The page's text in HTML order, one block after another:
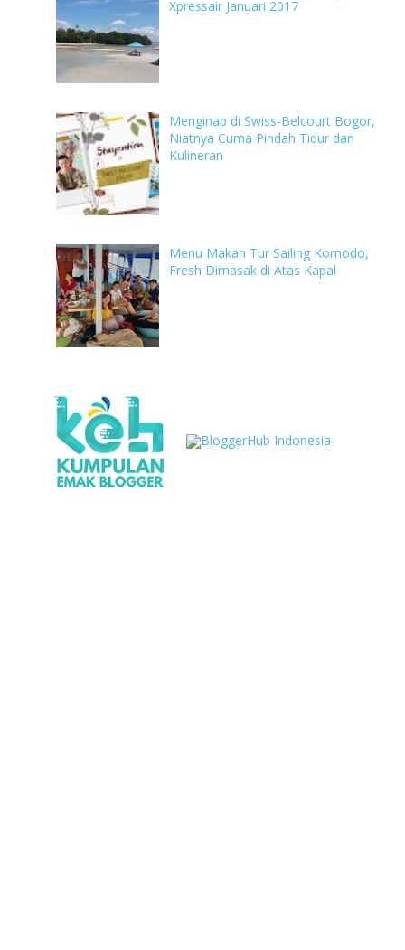
Xpressair Januari 2017
Menginap di Swiss-Belcourt Bogor,
Niatnya Cuma Pindah Tidur dan
Kulineran
Menu Makan Tur Sailing Komodo,
Fresh Dimasak di Atas Kapal